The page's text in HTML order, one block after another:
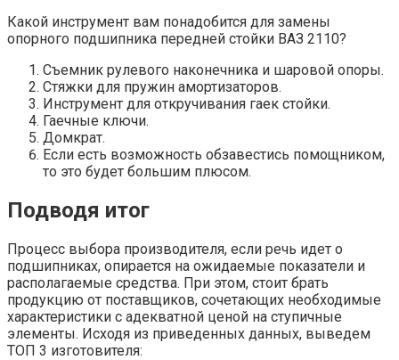
Какой инструмент вам понадобится для замены
опорного подшипника передней стойки ВАЗ 2110?
Съемник рулевого наконечника и шаровой опоры.
Стяжки для пружин амортизаторов.
Инструмент для откручивания гаек стойки.
Гаечные ключи.
Домкрат.
Если есть возможность обзавестись помощником,
то это будет большим плюсом.
Подводя итог
Процесс выбора производителя, если речь идет о
подшипниках, опирается на ожидаемые показатели и
располагаемые средства. При этом, стоит брать
продукцию от поставщиков, сочетающих необходимые
характеристики с адекватной ценой на ступичные
элементы. Исходя из приведенных данных, выведем
ТОП 3 изготовителя: